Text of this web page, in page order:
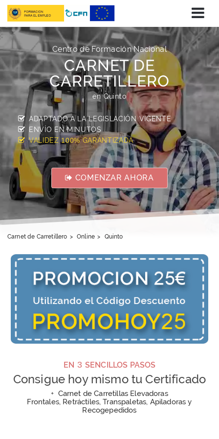
Centro de Formación Nacional
CARNET DE
CARRETILLERO
en Quinto
ADAPTADO A LA LEGISLACIÓN VIGENTE
ENVÍO ENMINUTOS
VALIDEZ100%GARANTIZADA
COMENZAR AHORA
Carnet de Carretillero > Online > Quinto
EN 3 SENCILLOS PASOS
Consigue hoy mismo tu Certificado
+ Carnet de Carretillas Elevadoras
Frontales, Retráctiles, Transpaletas, Apiladoras y
Recogepedidos